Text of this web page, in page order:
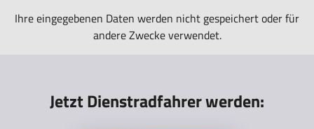
Ihre eingegebenen Daten werden nicht gespeichert oder für
andere Zwecke verwendet.
Jetzt Dienstradfahrer werden: